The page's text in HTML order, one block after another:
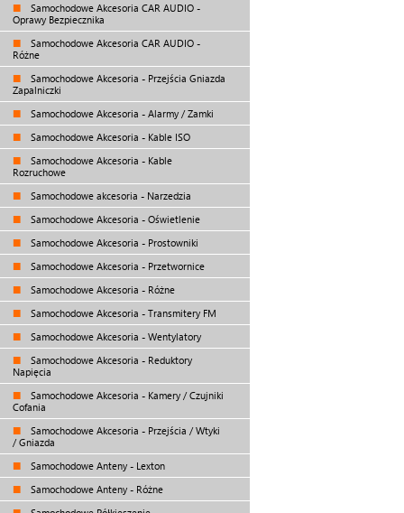
Samochodowe Akcesoria CAR AUDIO -
Oprawy Bezpiecznika
Samochodowe Akcesoria CAR AUDIO -
Różne
Samochodowe Akcesoria - Przejścia Gniazda
Zapalniczki
Samochodowe Akcesoria - Alarmy / Zamki
Samochodowe Akcesoria - Kable ISO
Samochodowe Akcesoria - Kable
Rozruchowe
Samochodowe akcesoria - Narzedzia
Samochodowe Akcesoria - Oświetlenie
Samochodowe Akcesoria - Prostowniki
Samochodowe Akcesoria - Przetwornice
Samochodowe Akcesoria - Różne
Samochodowe Akcesoria - Transmitery FM
Samochodowe Akcesoria - Wentylatory
Samochodowe Akcesoria - Reduktory
Napięcia
Samochodowe Akcesoria - Kamery / Czujniki
Cofania
Samochodowe Akcesoria - Przejścia / Wtyki
/ Gniazda
Samochodowe Anteny - Lexton
Samochodowe Anteny - Różne